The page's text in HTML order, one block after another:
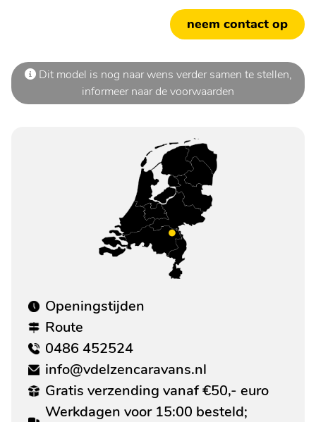
neem contact op
Dit model is nog naar wens verder samen te stellen,
informeer naar de voorwaarden
Openingstijden
Route
0486 452524
info@vdelzencaravans.nl
Gratis verzending vanaf €50,- euro
Werkdagen voor 15:00 besteld;